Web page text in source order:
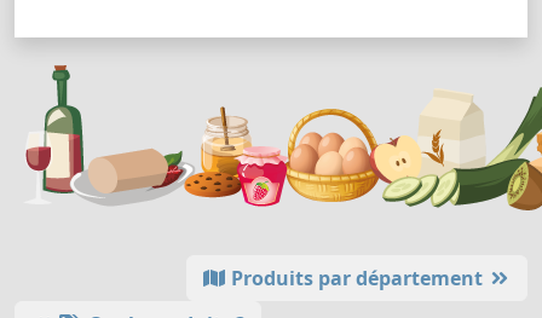
Produits par département